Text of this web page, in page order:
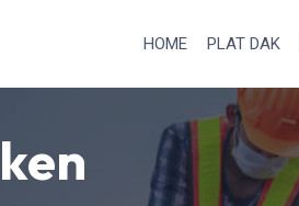
HOME PLAT DAK